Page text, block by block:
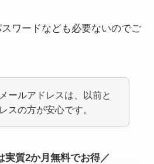
ワードなども必要ないのでご
ールアドレスは、以前と
スの方が安心です。
実質2か月無料でお得／